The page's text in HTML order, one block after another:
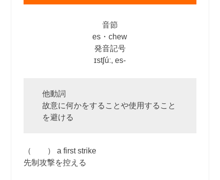
音節
es・chew
発音記号
ɪstʃúː, es‐
他動詞
故意に何かをすることや使用すること
を避ける
（ ） a first strike
先制攻撃を控える